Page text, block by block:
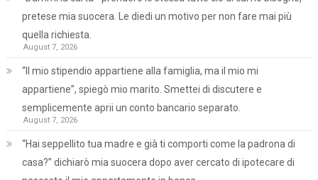
pretese mia suocera. Le diedi un motivo per non fare mai più
quella richiesta.
August 7, 2026
“Il mio stipendio appartiene alla famiglia, ma il mio mi
appartiene”, spiegò mio marito. Smettei di discutere e
semplicemente aprii un conto bancario separato.
August 7, 2026
“Hai seppellito tua madre e già ti comporti come la padrona di
casa?” dichiarò mia suocera dopo aver cercato di ipotecare di